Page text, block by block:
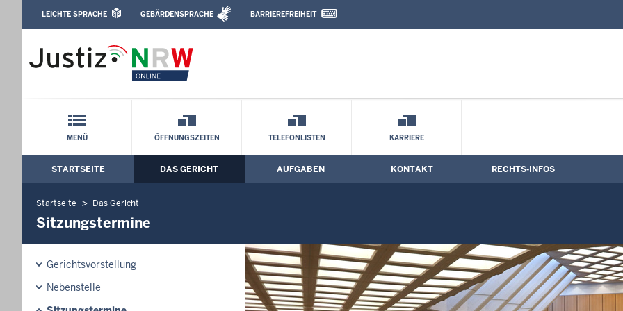
Landgericht Münster: Sitzungstermine
Leichte Sprache, Gebärdensprachenvideo und Kontaktformular
LEICHTE SPRACHE GEBÄRDENSPRACHE BARRIEREFREIHEIT
Schnellnavigation mit Volltext-Suche
MENÜ ÖFFNUNGSZEITEN TELEFONLISTEN KARRIERE
Hauptmenü: Hauptnavigation
STARTSEITE DAS GERICHT AUFGABEN KONTAKT RECHTS-INFOS
Startseite Das Gericht
Sitzungstermine
Gerichtsvorstellung
Nebenstelle